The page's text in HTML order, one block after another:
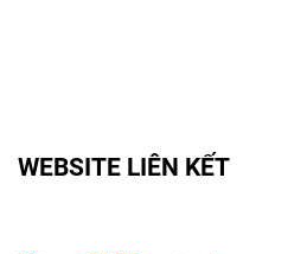
WEBSITE LIÊN KẾT